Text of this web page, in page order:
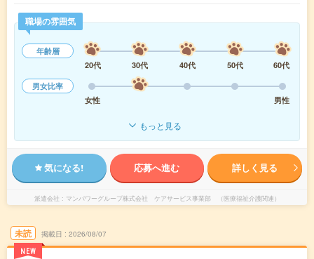
職場の雰囲気
年齢層
20代
30代 40代 50代
60代
男女比率
女性
男性
もっと見る
気になる! 応募へ進む 詳しく見る
派遣会社 マンパワーグループ株式会社 ケアサービス事業部 （医療福祉介護関連）
未読
NEW
掲載日 2026/08/07